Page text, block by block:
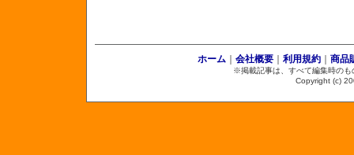
ホーム 会社概要 利用規約 商品
※掲載記事は、すべて編集時のも
Copyright (c)